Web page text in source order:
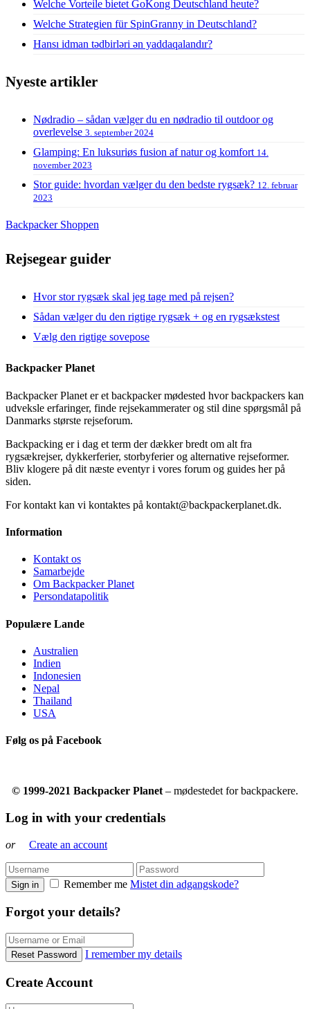
Welche Vorteile bietet GoKong Deutschland heute?
Welche Strategien für SpinGranny in Deutschland?
Hansı idman tədbirləri ən yaddaqalandır?
Nyeste artikler
Nødradio – sådan vælger du en nødradio til outdoor og
overlevelse 3. september 2024
Glamping: En luksuriøs fusion af natur og komfort 14.
november 2023
Stor guide: hvordan vælger du den bedste rygsæk? 12. februar
2023
Backpacker Shoppen
Rejsegear guider
Hvor stor rygsæk skal jeg tage med på rejsen?
Sådan vælger du den rigtige rygsæk + og en rygsækstest
Vælg den rigtige sovepose
Backpacker Planet
Backpacker Planet er et backpacker mødested hvor backpackers kan
udveksle erfaringer, finde rejsekammerater og stil dine spørgsmål på
Danmarks største rejseforum.
Backpacking er i dag et term der dækker bredt om alt fra
rygsækrejser, dykkerferier, storbyferier og alternative rejseformer.
Bliv klogere på dit næste eventyr i vores forum og guides her på
siden.
For kontakt kan vi kontaktes på kontakt@backpackerplanet.dk.
Information
Kontakt os
Samarbejde
Om Backpacker Planet
Persondatapolitik
Populære Lande
Australien
Indien
Indonesien
Nepal
Thailand
USA
Følg os på Facebook
© 1999-2021 Backpacker Planet – mødestedet for backpackere.
Log in with your credentials
or Create an account
Sign in Remember me Mistet din adgangskode?
Forgot your details?
Reset Password I remember my details
Create Account